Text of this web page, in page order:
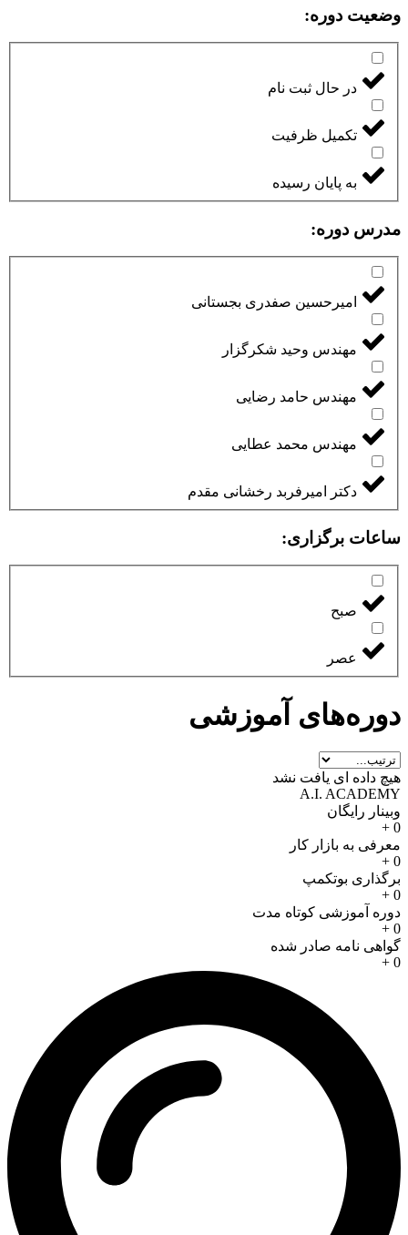
وضعیت دوره:
در حال ثبت نام
تکمیل ظرفیت
به پایان رسیده
مدرس دوره:
امیرحسین صفدری بجستانی
مهندس وحید شکرگزار
مهندس حامد رضایی
مهندس محمد عطایی
دکتر امیرفربد رخشانی مقدم
ساعات برگزاری:
صبح
عصر
دوره‌های آموزشی
هیچ داده ای یافت نشد
A.I. ACADEMY
وبینار رایگان
0
+
معرفی به بازار کار
0
+
برگذاری بوتکمپ
0
+
دوره آموزشی کوتاه مدت
0
+
گواهی نامه صادر شده
0
+